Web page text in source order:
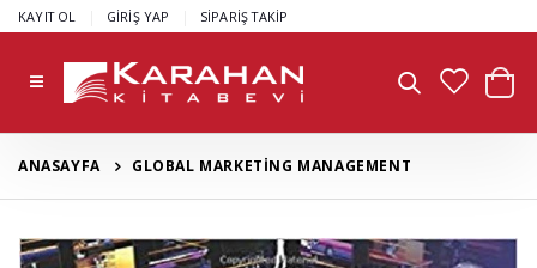
KAYIT OL GİRİŞ YAP SİPARİŞ TAKİP
ANASAYFA GLOBAL MARKETİNG MANAGEMENT